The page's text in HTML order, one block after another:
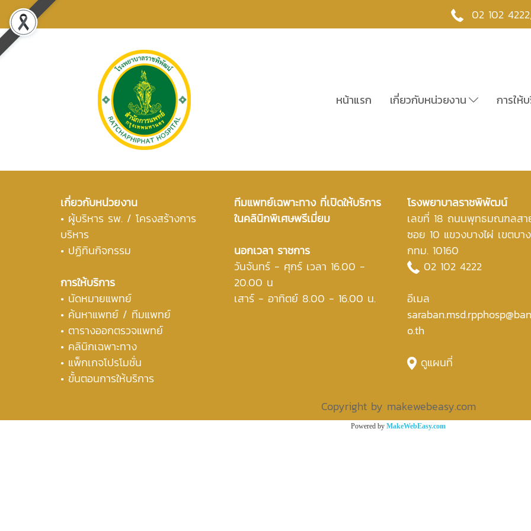
02 102 4222,
หน้าแรก เกี่ยวกับหน่วยงาน การให้
เกี่ยวกับหน่วยงาน
• ผู้บริหาร รพ. / โครงสร้างการ
บริหาร
• ปฏิทินกิจกรรม
การให้บริการ
• นัดหมายแพทย์
• ค้นหาแพทย์ / ทีมแพทย์
• ตารางออกตรวจแพทย์
• คลินิกเฉพาะทาง
• แพ็กเกจโปรโมชั่น
• ขั้นตอนการให้บริการ
ทีมแพทย์เฉพาะทาง ที่เปิดให้บริการ
ในคลินิกพิเศษพรีเมี่ยม
นอกเวลา ราชการ
วันจันทร์ - ศุกร์ เวลา 16.00 -
20.00 น
เสาร์ - อาทิตย์ 8.00 - 16.00 น.
โรงพยาบาลราชพิพัฒน์
เลขที่ 18 ถนนพุทธมณฑลส
ซอย 10 แขวงบางไผ่ เขตบา
กทม. 10160
02 102 4222
อีเมล
o.th
ดูแผนที่
Copyright by makewebeasy.com
Powered by MakeWebEasy.com